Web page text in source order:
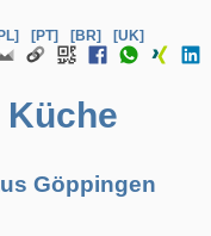
[PT] [BR] [UK]
Göppingen